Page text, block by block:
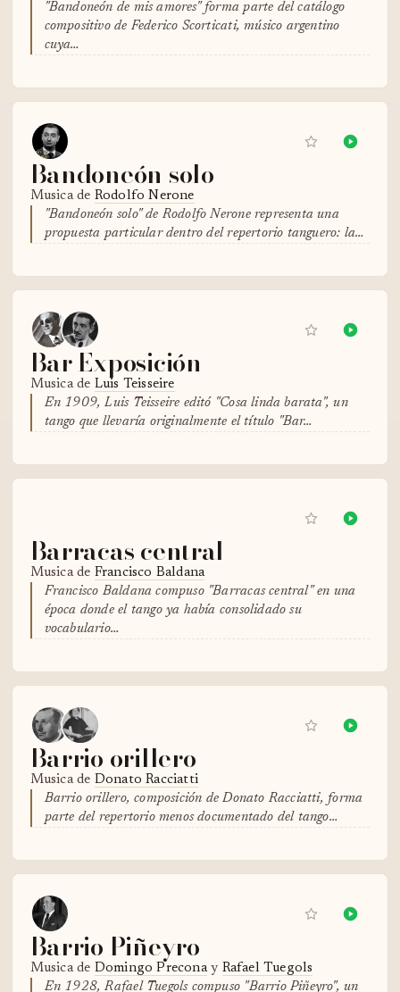
"Bandoneón de mis amores" forma parte del catálogo
compositivo de Federico Scorticati, músico argentino
cuya…
Bandoneón solo
Musica de Rodolfo Nerone
"Bandoneón solo" de Rodolfo Nerone representa una
propuesta particular dentro del repertorio tanguero: la…
Bar Exposición
Musica de Luis Teisseire
En 1909, Luis Teisseire editó "Cosa linda barata", un
tango que llevaría originalmente el título "Bar…
Barracas central
Musica de Francisco Baldana
Francisco Baldana compuso "Barracas central" en una
época donde el tango ya había consolidado su
vocabulario…
Barrio orillero
Musica de Donato Racciatti
Barrio orillero, composición de Donato Racciatti, forma
parte del repertorio menos documentado del tango…
Barrio Piñeyro
Musica de Domingo Preconay Rafael Tuegols
En 1928, Rafael Tuegols compuso "Barrio Piñeyro", un